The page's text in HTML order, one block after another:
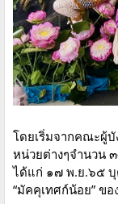
โดยเริ่มจากคณะผู้
หน่วยต่างๆจำนวน
ได้แก่ ๑๗ พ.ย.๖๕ บุ
“มัคคุเทศก์น้อย” ข